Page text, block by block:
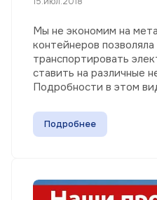
Мы не экономим на
контейнеров
транспортировать
ставить на различные
Подробности в этом
Подробнее